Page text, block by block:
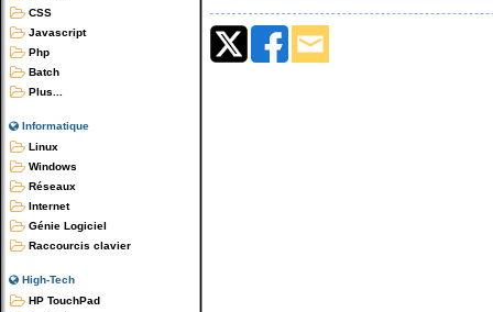
CSS
Javascript
Php
Batch
Plus...
Informatique
Linux
Windows
Réseaux
Internet
Génie Logiciel
Raccourcis clavier
High-Tech
HP TouchPad